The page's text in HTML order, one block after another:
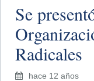
Se
Radicales
hace 12 años